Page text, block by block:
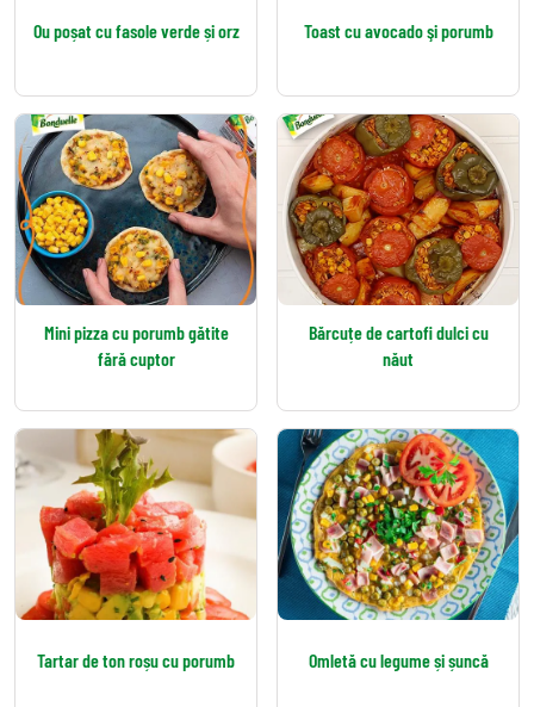
Ou poșat cu fasole verde și orz Toast cu avocado şi porumb
Mini pizza cu porumb gătite
fără cuptor
Bărcuțe de cartofi dulci cu
năut
Tartar de ton roșu cu porumb Omletă cu legume și șuncă